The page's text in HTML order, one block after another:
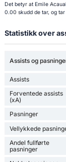
Det betyr at Emile
0.00 skudd de tar, og
Statistikk over
Assists og
Assists
Forventede assists
(xA)
Pasninger
Vellykkede
Andel fullførte
pasninger